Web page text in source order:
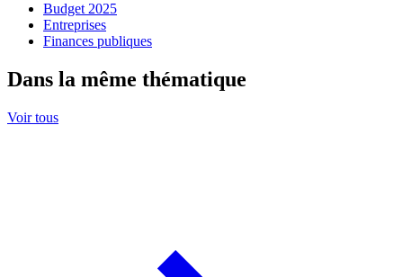
Budget 2025
Entreprises
Finances publiques
Dans la même thématique
Voir tous